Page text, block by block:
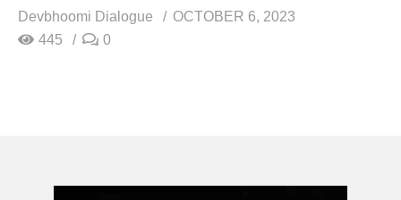
Devbhoomi Dialogue
OCTOBER 6, 2023
445
0